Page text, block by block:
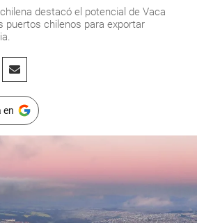
destacó el potencial de Vaca
puertos chilenos para exportar
en